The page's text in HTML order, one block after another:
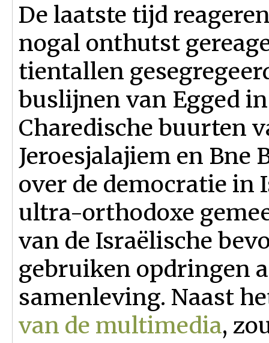
De laatste tijd
nogal onthutst
tientallen
buslijnen van Egged in
Charedische buurten
Jeroesjalajiem en Bne
over de democratie in
ultra-orthodoxe
van de Israëlische
gebruiken opdringen
samenleving. Naast
van de multimedia,